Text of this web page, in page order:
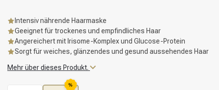
Intensiv nährende Haarmaske
Geeignet für trockenes und empfindliches Haar
Angereichert mit Irisome-Komplex und Glucose-Protein
Sorgt für weiches, glänzendes und gesund aussehendes Haar
Mehr über dieses Produkt.
%